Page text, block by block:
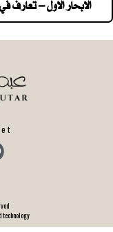
الابحار الاول – تعارف
technology